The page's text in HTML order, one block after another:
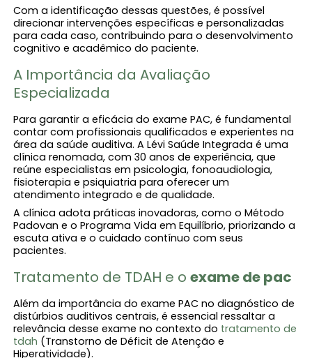
Com a identificação dessas questões, é possível
direcionar intervenções específicas e personalizadas
para cada caso, contribuindo para o desenvolvimento
cognitivo e acadêmico do paciente.
A Importância da Avaliação
Especializada
Para garantir a eficácia do exame PAC, é fundamental
contar com profissionais qualificados e experientes na
área da saúde auditiva. A Lévi Saúde Integrada é uma
clínica renomada, com 30 anos de experiência, que
reúne especialistas em psicologia, fonoaudiologia,
fisioterapia e psiquiatria para oferecer um
atendimento integrado e de qualidade.
A clínica adota práticas inovadoras, como o Método
Padovan e o Programa Vida em Equilíbrio, priorizando a
escuta ativa e o cuidado contínuo com seus
pacientes.
Tratamento de TDAH e oexame de pac
Além da importância do exame PAC no diagnóstico de
distúrbios auditivos centrais, é essencial ressaltar a
relevância desse exame no contexto do tratamento de
tdah (Transtorno de Déficit de Atenção e
Hiperatividade).